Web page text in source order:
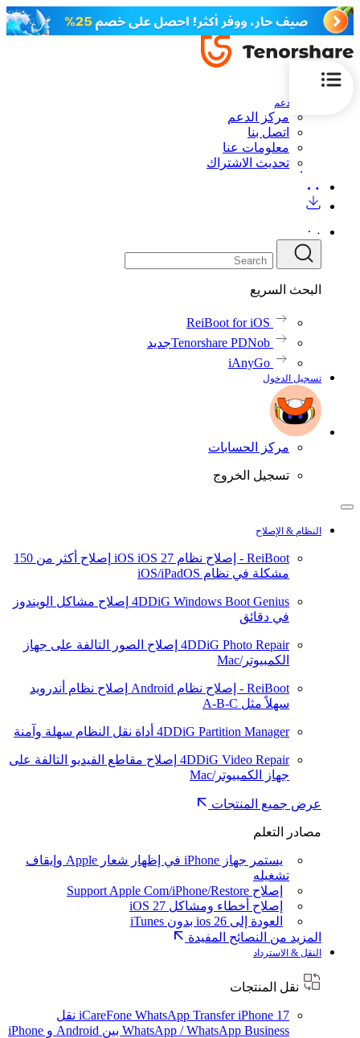
الدعم
مركز الدعم
اتصل بنا
معلومات عنا
تحديث الاشتراك
البحث السريع
ReiBoot for iOS
Tenorshare PDNobجديد
iAnyGo
تسجيل الدخول
مركز الحسابات
تسجيل الخروج
النظام & الإصلاح
ReiBoot - إصلاح نظام iOS iOS 27
إصلاح أكثر من 150
مشكلة في نظام iOS/iPadOS
4DDiG Windows Boot Genius إصلاح مشاكل الويندوز
في دقائق
4DDiG Photo Repair إصلاح الصور التالفة على جهاز
الكمبيوتر/Mac
ReiBoot - إصلاح نظام Android
إصلاح نظام أندرويد
سهلاً مثل A-B-C
4DDiG Partition Manager أداة نقل النظام سهلة وآمنة
4DDiG Video Repair إصلاح مقاطع الفيديو التالفة على
جهاز الكمبيوتر/Mac
عرض جميع المنتجات
مصادر التعلم
يستمر جهاز iPhone في إظهار شعار Apple وإيقاف
تشغيله
إصلاح Support Apple Com/iPhone/Restore
إصلاح أخطاء ومشاكل iOS 27
العودة إلى ios 26 بدون iTunes
المزيد من النصائح المفيدة
النقل & الاسترداد
نقل المنتجات
iCareFone WhatsApp TransferiPhone 17
نقل
WhatsApp / WhatsApp Business بين Android و iPhone